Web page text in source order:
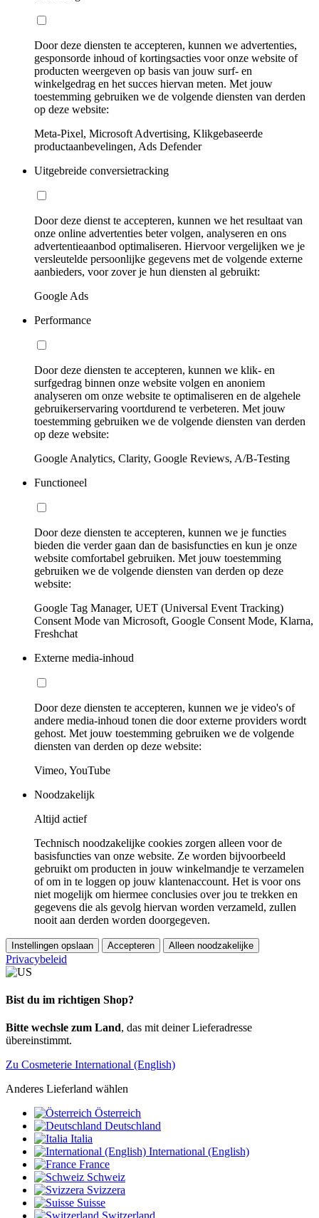
Door deze diensten te accepteren, kunnen we advertenties,
gesponsorde inhoud of kortingsacties voor onze website of
producten weergeven op basis van jouw surf- en
winkelgedrag en het succes hiervan meten. Met jouw
toestemming gebruiken we de volgende diensten van derden
op deze website:
Meta-Pixel, Microsoft Advertising, Klikgebaseerde
productaanbevelingen, Ads Defender
Uitgebreide conversietracking
Door deze dienst te accepteren, kunnen we het resultaat van
onze online advertenties beter volgen, analyseren en ons
advertentieaanbod optimaliseren. Hiervoor vergelijken we je
versleutelde persoonlijke gegevens met de volgende externe
aanbieders, voor zover je hun diensten al gebruikt:
Google Ads
Performance
Door deze diensten te accepteren, kunnen we klik- en
surfgedrag binnen onze website volgen en anoniem
analyseren om onze website te optimaliseren en de algehele
gebruikerservaring voortdurend te verbeteren. Met jouw
toestemming gebruiken we de volgende diensten van derden
op deze website:
Google Analytics, Clarity, Google Reviews, A/B-Testing
Functioneel
Door deze diensten te accepteren, kunnen we je functies
bieden die verder gaan dan de basisfuncties en kun je onze
website comfortabel gebruiken. Met jouw toestemming
gebruiken we de volgende diensten van derden op deze
website:
Google Tag Manager, UET (Universal Event Tracking)
Consent Mode van Microsoft, Google Consent Mode, Klarna,
Freshchat
Externe media-inhoud
Door deze diensten te accepteren, kunnen we je video's of
andere media-inhoud tonen die door externe providers wordt
gehost. Met jouw toestemming gebruiken we de volgende
diensten van derden op deze website:
Vimeo, YouTube
Noodzakelijk
Altijd actief
Technisch noodzakelijke cookies zorgen alleen voor de
basisfuncties van onze website. Ze worden bijvoorbeeld
gebruikt om producten in jouw winkelmandje te verzamelen
of om in te loggen op jouw klantenaccount. Het is voor ons
niet mogelijk om hiermee conclusies over jou te trekken en
gegevens die als gevolg hiervan worden verzameld, zullen
nooit aan derden worden doorgegeven.
Instellingen opslaan Accepteren Alleen noodzakelijke
Privacybeleid
Bist du im richtigen Shop?
Bitte wechsle zum Land, das mit deiner Lieferadresse
übereinstimmt.
Zu Cosmeterie International (English)
Anderes Lieferland wählen
Österreich
Deutschland
Italia
International (English)
France
Schweiz
Svizzera
Suisse